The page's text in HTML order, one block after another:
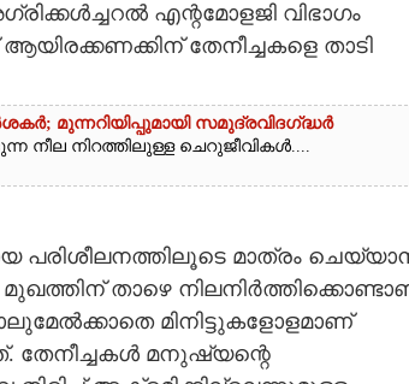
എന്റമോളജി വിഭാഗം
തേനീച്ചകളെ താടി
മുന്നറിയിപ്പുമായി സമുദ്രവിദഗ്‌ദ്ധ‌ർ
നീല നിറത്തിലുള്ള ചെറുജീവികൾ....
പരിശീലനത്തിലൂടെ മാത്രം
താഴെ
മിനിട്ടുകളോളമാണ്
തേനീച്ചകൾ മനുഷ്യന്റെ